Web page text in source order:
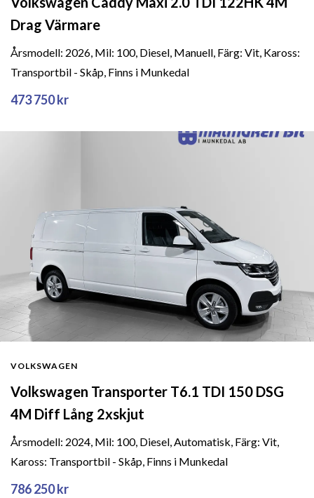
Drag Värmare
Årsmodell: 2026, Mil: 100, Diesel, Manuell, Färg: Vit, Kaross:
Transportbil - Skåp, Finns i Munkedal
473 750 kr
VOLKSWAGEN
Volkswagen Transporter T6.1 TDI 150 DSG
4M Diff Lång 2xskjut
Årsmodell: 2024, Mil: 100, Diesel, Automatisk, Färg: Vit,
Kaross: Transportbil - Skåp, Finns i Munkedal
786 250 kr